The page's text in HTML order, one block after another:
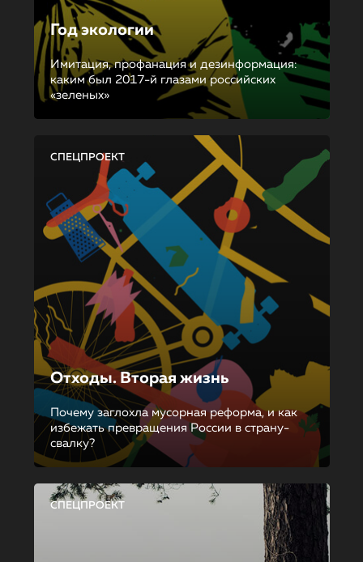
Год экологии
Имитация, профанация и дезинформация:
каким был 2017-й глазами российских
«зеленых»
СПЕЦПРОЕКТ
Отходы. Вторая жизнь
Почему заглохла мусорная реформа, и как
избежать превращения России в страну-
свалку?
СПЕЦПРОЕКТ